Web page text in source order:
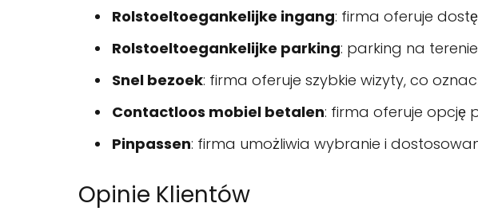
Rolstoeltoegankelijke ingang: firma oferuje
Rolstoeltoegankelijke parking: parking na
Snel bezoek: firma oferuje szybkie wizyty, co
Contactloos mobiel betalen: firma oferuje opcję
Pinpassen: firma umożliwia wybranie i
Opinie Klientów